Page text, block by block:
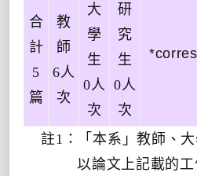
合
計
5
篇
教
師
6人
次
大
學
生
0人
次
研
究
生
0人
次
註1 ：「本系」教師、
以論文上記載的